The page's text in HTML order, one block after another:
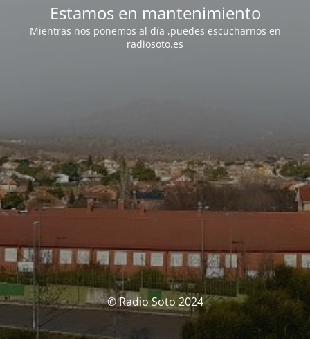
Estamos en mantenimiento
Mientras nos ponemos al día ,puedes escucharnos en
radiosoto.es
© Radio Soto 2024